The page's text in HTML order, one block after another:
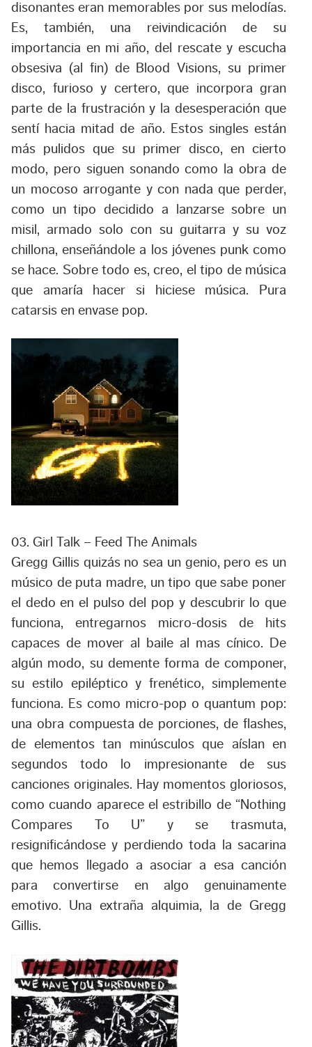
disonantes eran memorables por sus melodías.
Es, también, una reivindicación de su
importancia en mi año, del rescate y escucha
obsesiva (al fin) de Blood Visions, su primer
disco, furioso y certero, que incorpora gran
parte de la frustración y la desesperación que
sentí hacia mitad de año. Estos singles están
más pulidos que su primer disco, en cierto
modo, pero siguen sonando como la obra de
un mocoso arrogante y con nada que perder,
como un tipo decidido a lanzarse sobre un
misil, armado solo con su guitarra y su voz
chillona, enseñándole a los jóvenes punk como
se hace. Sobre todo es, creo, el tipo de música
que amaría hacer si hiciese música. Pura
catarsis en envase pop.
03. Girl Talk – Feed The Animals
Gregg Gillis quizás no sea un genio, pero es un
músico de puta madre, un tipo que sabe poner
el dedo en el pulso del pop y descubrir lo que
funciona, entregarnos micro-dosis de hits
capaces de mover al baile al mas cínico. De
algún modo, su demente forma de componer,
su estilo epiléptico y frenético, simplemente
funciona. Es como micro-pop o quantum pop:
una obra compuesta de porciones, de flashes,
de elementos tan minúsculos que aíslan en
segundos todo lo impresionante de sus
canciones originales. Hay momentos gloriosos,
como cuando aparece el estribillo de “Nothing
Compares To U” y se trasmuta,
resignificándose y perdiendo toda la sacarina
que hemos llegado a asociar a esa canción
para convertirse en algo genuinamente
emotivo. Una extraña alquimia, la de Gregg
Gillis.